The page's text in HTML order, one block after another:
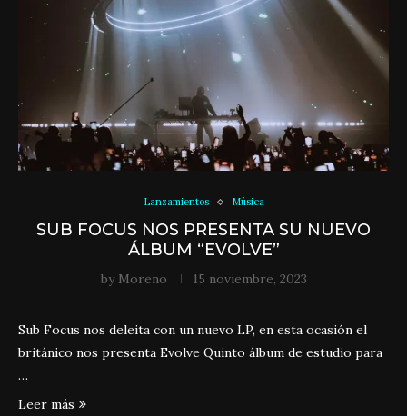
Lanzamientos Música
SUB FOCUS NOS PRESENTA SU NUEVO
ÁLBUM “EVOLVE”
by Moreno 15 noviembre, 2023
Sub Focus nos deleita con un nuevo LP, en esta ocasión el
británico nos presenta Evolve Quinto álbum de estudio para
…
Leer más